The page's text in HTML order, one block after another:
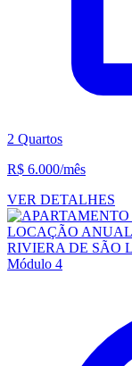
2 Quartos
R$ 6.000/mês
VER DETALHES
Módulo 4